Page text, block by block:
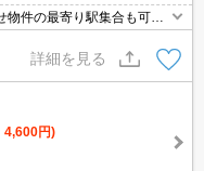
件の最寄り駅集合も可能
店ではクレジット決済が可
すよ♪詳細を見る
4,600円)